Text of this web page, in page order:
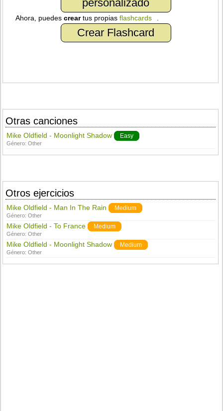
personalizado
Ahora, puedescreartus propiasflashcards
Crear Flashcard
Otras canciones
Mike Oldfield - Moonlight Shadow Easy
Género:Other
Otros ejercicios
Mike Oldfield - Man In The Rain Medium
Género:Other
Mike Oldfield - To France Medium
Género:Other
Mike Oldfield - Moonlight Shadow Medium
Género:Other